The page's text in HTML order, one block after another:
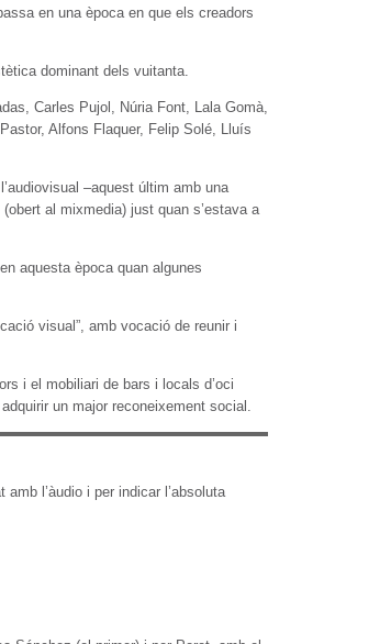
en una època en que els creadors
dominant dels vuitanta.
Carles Pujol, Núria Font, Lala Gomà,
Alfons Flaquer, Felip Solé, Lluís
–aquest últim amb una
al mixmedia) just quan s’estava a
aquesta època quan algunes
visual”, amb vocació de reunir i
i el mobiliari de bars i locals d’oci
un major reconeixement social.
l’àudio i per indicar l’absoluta